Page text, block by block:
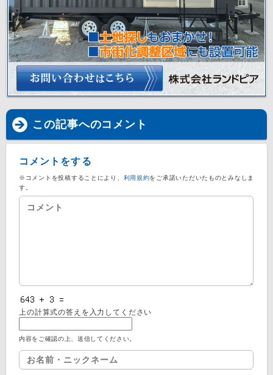
この記事へのコメント
コメントをする
※コメントを投稿することにより、 利用規約をご承諾いただいたものとみなしま
す。
上の計算式の答えを入力してください
内容をご確認の上、送信してください。